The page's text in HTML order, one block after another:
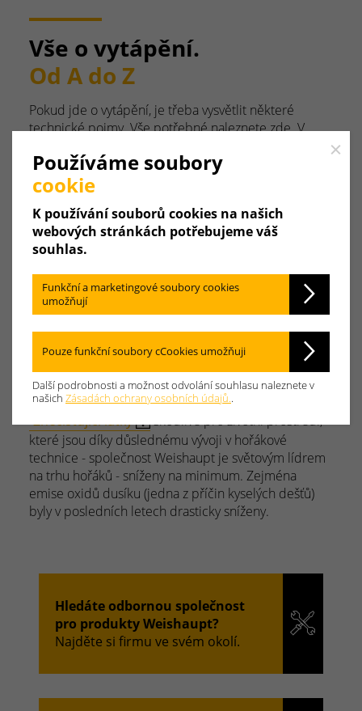
Vše o vytápění.
Od A do Z
Pokud jde o vytápění, je třeba vysvětlit některé
technické pojmy. Vše potřebné naleznete zde. V
A B
H
I J K L M
O
P Q R S T
U
V
W X Y Z
Emise
Znečišťující látky
škodlivé pro životní prostředí,
které jsou díky důslednému vývoji v hořákové
technice - společnost Weishaupt je světovým lídrem
na trhu hořáků - sníženy na minimum. Zejména
emise oxidů dusíku (jedna z příčin kyselých dešťů)
byly v posledních letech drasticky sníženy.
Hledáte odbornou společnost
pro produkty Weishaupt?
Najděte si firmu ve svém okolí.
Close
Používáme soubory
cookie
K používání souborů cookies na našich
webových stránkách potřebujeme váš
souhlas.
Funkční a marketingové soubory cookies
umožňují
Pouze funkční soubory cCookies umožňuji
Další podrobnosti a možnost odvolání souhlasu naleznete v
našich Zásadách ochrany osobních údajů..